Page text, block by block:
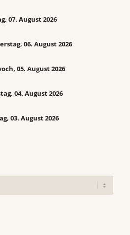
07. August 2026
06. August 2026
05. August 2026
04. August 2026
03. August 2026